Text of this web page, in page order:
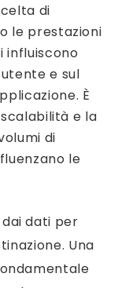
di
le prestazioni
influiscono
e sul
È
e la
di
le
dati per
Una